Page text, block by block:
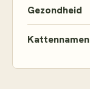
Gezondheid
Kattennamen